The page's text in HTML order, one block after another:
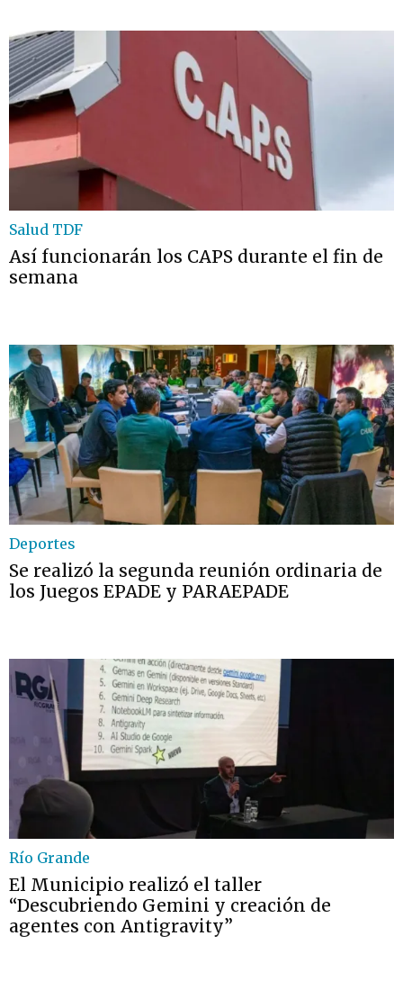
Salud TDF
Así funcionarán los CAPS durante el fin de
semana
Deportes
Se realizó la segunda reunión ordinaria de
los Juegos EPADE y PARAEPADE
Río Grande
El Municipio realizó el taller
“Descubriendo Gemini y creación de
agentes con Antigravity”